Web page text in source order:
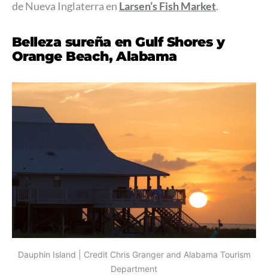
de Nueva Inglaterra en Larsen’s Fish Market.
Belleza sureña en Gulf Shores y
Orange Beach, Alabama
Dauphin Island | Credit Chris Granger and Alabama Tourism
Department